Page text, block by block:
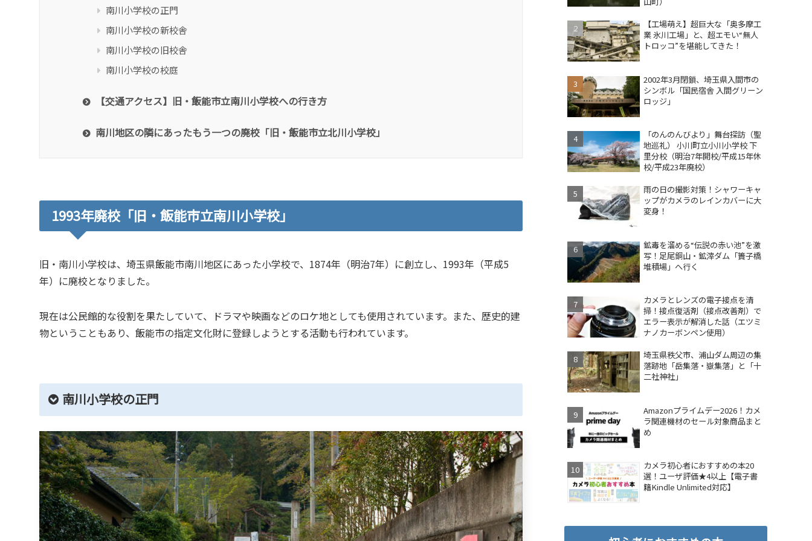
南川小学校の正門
南川小学校の新校舎
南川小学校の旧校舎
南川小学校の校庭
【交通アクセス】旧・飯能市立南川小学校への行き方
南川地区の隣にあったもう一つの廃校「旧・飯能市立北川小学校」
1993年廃校「旧・飯能市立南川小学校」
旧・南川小学校は、埼玉県飯能市南川地区にあった小学校で、1874年（明治7年）に創立し、1993年（平成5
年）に廃校となりました。
現在は公民館的な役割を果たしていて、ドラマや映画などのロケ地としても使用されています。また、歴史的建
物ということもあり、飯能市の指定文化財に登録しようとする活動も行われています。
南川小学校の正門
【工場萌え】超巨大な「奥多摩工
業 氷川工場」と、超エモい“無人
トロッコ”を堪能してきた！
2002年3月閉鎖、埼玉県入間市の
シンボル「国民宿舎 入間グリーン
ロッジ」
「のんのんびより」舞台探訪（聖
地巡礼） 小川町立小川小学校 下
里分校（明治7年開校/平成15年休
校/平成23年廃校）
雨の日の撮影対策！シャワーキャ
ップがカメラのレインカバーに大
変身！
鉱毒を溜める“伝説の赤い池”を激
写！足尾銅山・鉱滓ダム「簀子橋
堆積場」へ行く
カメラとレンズの電子接点を清
掃！接点復活剤（接点改善剤）で
エラー表示が解消した話（エツミ
ナノカーボンペン使用）
埼玉県秩父市、浦山ダム周辺の集
落跡地「岳集落・嶽集落」と「十
二社神社」
Amazonプライムデー2026！カメ
ラ関連機材のセール対象商品まと
め
カメラ初心者におすすめの本20
選！ユーザ評価★4以上【電子書
籍Kindle Unlimited対応】